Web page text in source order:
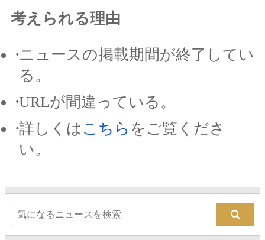
考えられる理由
ニュースの掲載期間が終了してい
る。
URLが間違っている。
詳しくは こちら をご覧くださ
い。